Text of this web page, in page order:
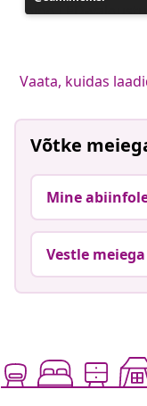
avaldatud
Vaata, kuidas
Võtke
Mine
Vestle meiega